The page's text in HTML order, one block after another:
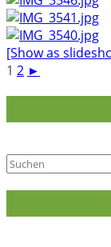
[Show as
1 2 ►